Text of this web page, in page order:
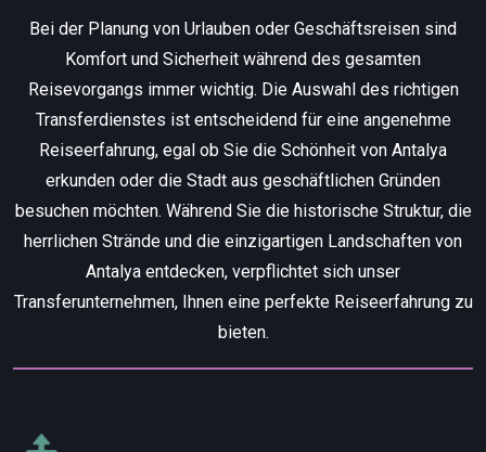
Bei der Planung von Urlauben oder Geschäftsreisen sind
Komfort und Sicherheit während des gesamten
Reisevorgangs immer wichtig. Die Auswahl des richtigen
Transferdienstes ist entscheidend für eine angenehme
Reiseerfahrung, egal ob Sie die Schönheit von Antalya
erkunden oder die Stadt aus geschäftlichen Gründen
besuchen möchten. Während Sie die historische Struktur, die
herrlichen Strände und die einzigartigen Landschaften von
Antalya entdecken, verpflichtet sich unser
Transferunternehmen, Ihnen eine perfekte Reiseerfahrung zu
bieten.